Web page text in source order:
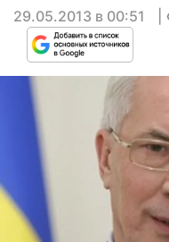
29.05.2013 в 00:51